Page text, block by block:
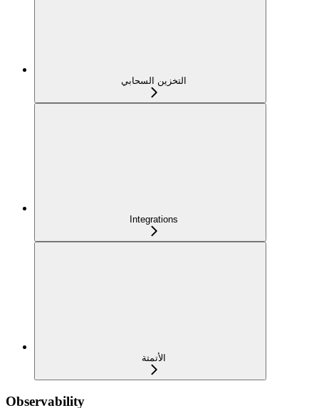
التخزين السحابي
Integrations
الأتمتة
Observability